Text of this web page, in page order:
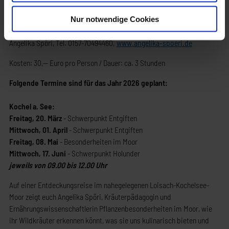
Nur notwendige Cookies
Zubereiten köstlicher Kräuterrezepte und genießt mit Ihnen ein
kleines Kräuter-Picknick.
Informationen, Termine und Anmeldung:
Angelika Spöri, Tel. 0157-70494460,www.angelika-spoeri.de
Kosten: 30,-- Euro pro Person / Dauer: ca. 3 Stunden
Folgende Termine sind für das Jahr 2026 geplant:
Kochel a. See:
Freitag, 20. März- Schwerpunkt Entgiften
Mittwoch, 01. April- Schwerpunkt Entgiften
Freitag, 08. Mai - Besonderheiten im Moor
Mittwoch, 17. Juni - Schwerpunkt Holunder
jeweils von 09.00 bis 12.00 Uhr
Auf einer Entdeckungsreise im nahegelegenen Loisach-Kochelsee-
Moor zeigt euch Angelika Spöri, Kräuterpädagogin und
Ernährungswissenschaftlerin Pflanzenbesonderheiten im Moor, wie
ihr Wildkräuter erkennen könnt, was sie uns kulinarisch bieten und